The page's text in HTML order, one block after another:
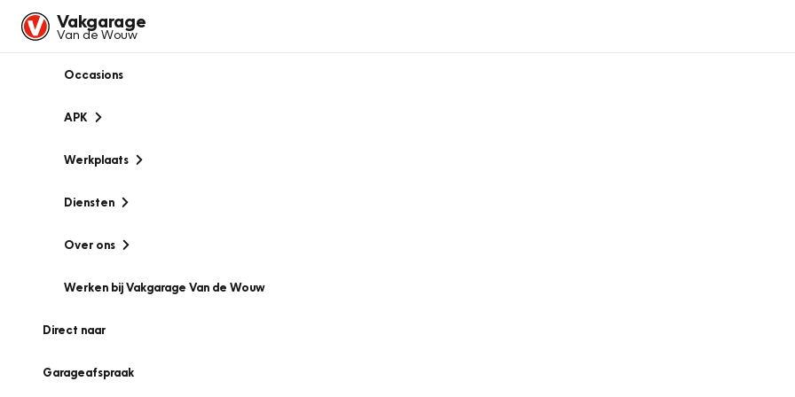
Vakgarage
Van de Wouw
Occasions
APK
Werkplaats
Diensten
Over ons
Werken bij Vakgarage Van de Wouw
Direct naar
Garageafspraak